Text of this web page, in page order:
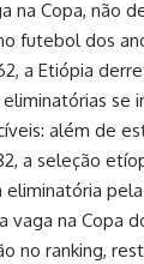
na Copa, não
futebol dos
a Etiópia
se
além de
a seleção
pela
vaga na Copa
no ranking,